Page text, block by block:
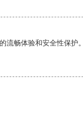
流畅体验和安全性保护